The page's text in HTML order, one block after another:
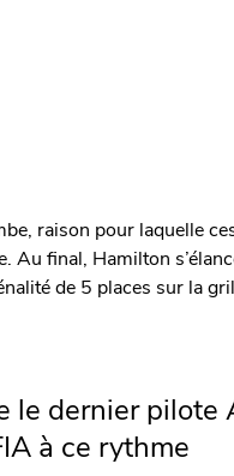
raison pour laquelle
Au final, Hamilton
de 5 places sur la
le dernier pilote
à ce rythme